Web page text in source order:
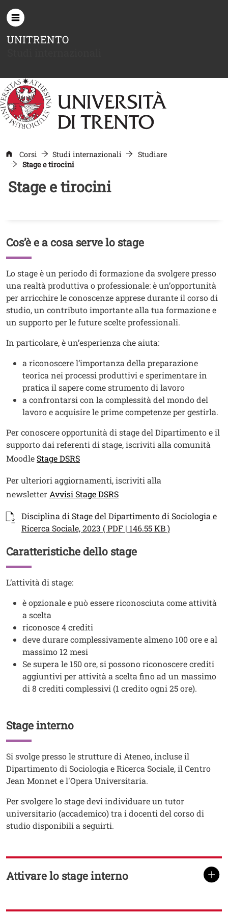
UNITRENTO
Corsi Studi internazionali
Studiare
Stage e tirocini
Stage e tirocini
Titolo
Cos’è e a cosa serve lo stage
Testo
Lo stage è un periodo di formazione da svolgere presso
una realtà produttiva o professionale: è un’opportunità
per arricchire le conoscenze apprese durante il corso di
studio, un contributo importante alla tua formazione e
un supporto per le future scelte professionali.
In particolare, è un’esperienza che aiuta:
a riconoscere l’importanza della preparazione
teorica nei processi produttivi e sperimentare in
pratica il sapere come strumento di lavoro
a confrontarsi con la complessità del mondo del
lavoro e acquisire le prime competenze per gestirla.
Per conoscere opportunità di stage del Dipartimento e il
supporto dai referenti di stage, iscriviti alla comunità
MoodleStage DSRS
Per ulteriori aggiornamenti, iscriviti alla
newsletterAvvisi Stage DSRS
Documenti
Documento
Disciplina di Stage del Dipartimento di Sociologia e
Ricerca Sociale, 2023 ( PDF | 146.55 KB )
Titolo
Caratteristiche dello stage
Testo
L’attività di stage:
è opzionale e può essere riconosciuta come attività
a scelta
riconosce 4 crediti
deve durare complessivamente almeno 100 ore e al
massimo 12 mesi
Se supera le 150 ore, si possono riconoscere crediti
aggiuntivi per attività a scelta fino ad un massimo
di 8 crediti complessivi (1 credito ogni 25 ore).
Titolo
Stage interno
Testo
Si svolge presso le strutture di Ateneo, incluse il
Dipartimento di Sociologia e Ricerca Sociale, il Centro
Jean Monnet e l'Opera Universitaria.
Per svolgere lo stage devi individuare un tutor
universitario (accademico) tra i docenti del corso di
studio disponibili a seguirti.
TITOLO
Attivare lo stage interno